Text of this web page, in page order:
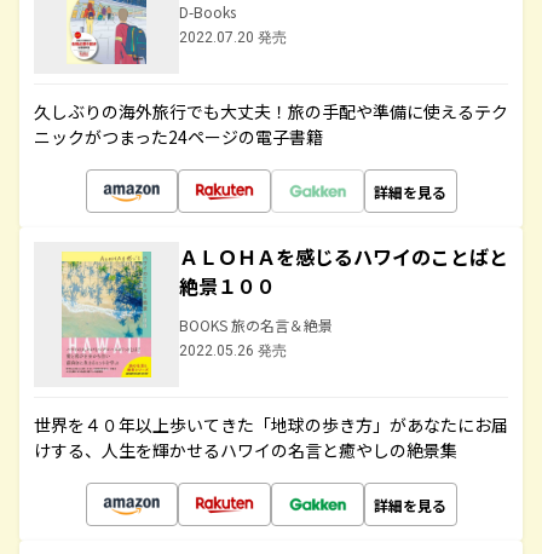
D-Books
2022.07.20 発売
久しぶりの海外旅行でも大丈夫！旅の手配や準備に使えるテク
ニックがつまった24ページの電子書籍
詳細を見る
ＡＬＯＨＡを感じるハワイのことばと
絶景１００
BOOKS 旅の名言＆絶景
2022.05.26 発売
世界を４０年以上歩いてきた「地球の歩き方」があなたにお届
けする、人生を輝かせるハワイの名言と癒やしの絶景集
詳細を見る